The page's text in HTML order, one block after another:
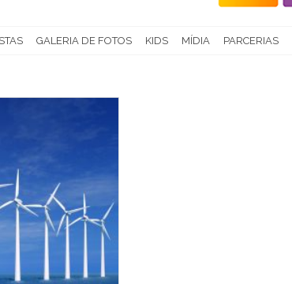
GALERIA DE FOTOS KIDS MÍDIA PARCERIAS